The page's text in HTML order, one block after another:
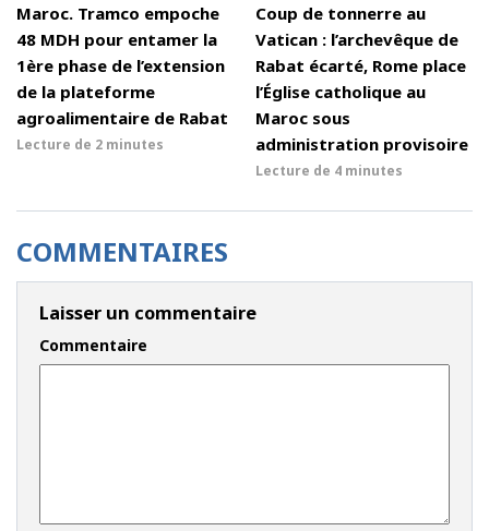
Maroc. Tramco empoche
48 MDH pour entamer la
1ère phase de l’extension
de la plateforme
agroalimentaire de Rabat
Lecture de 2 minutes
Coup de tonnerre au
Vatican : l’archevêque de
Rabat écarté, Rome place
l’Église catholique au
Maroc sous
administration provisoire
Lecture de 4 minutes
COMMENTAIRES
Laisser un commentaire
Commentaire